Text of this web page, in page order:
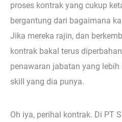
proses kontrak yang cukup
bergantung dari bagaimana
Jika mereka rajin, dan
kontrak bakal terus
penawaran jabatan yang
skill yang dia punya.
Oh iya, perihal kontrak. Di PT